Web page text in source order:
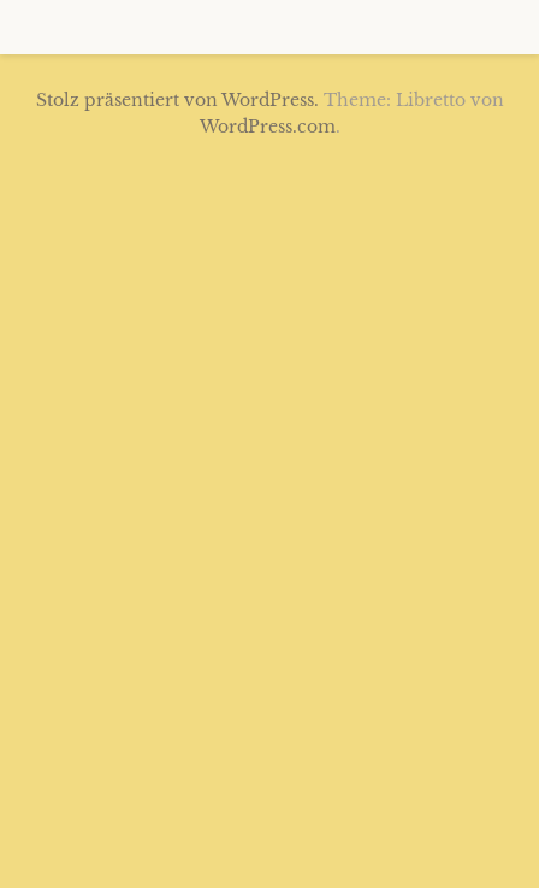
Stolz präsentiert von WordPress. Theme: Libretto von
WordPress.com.